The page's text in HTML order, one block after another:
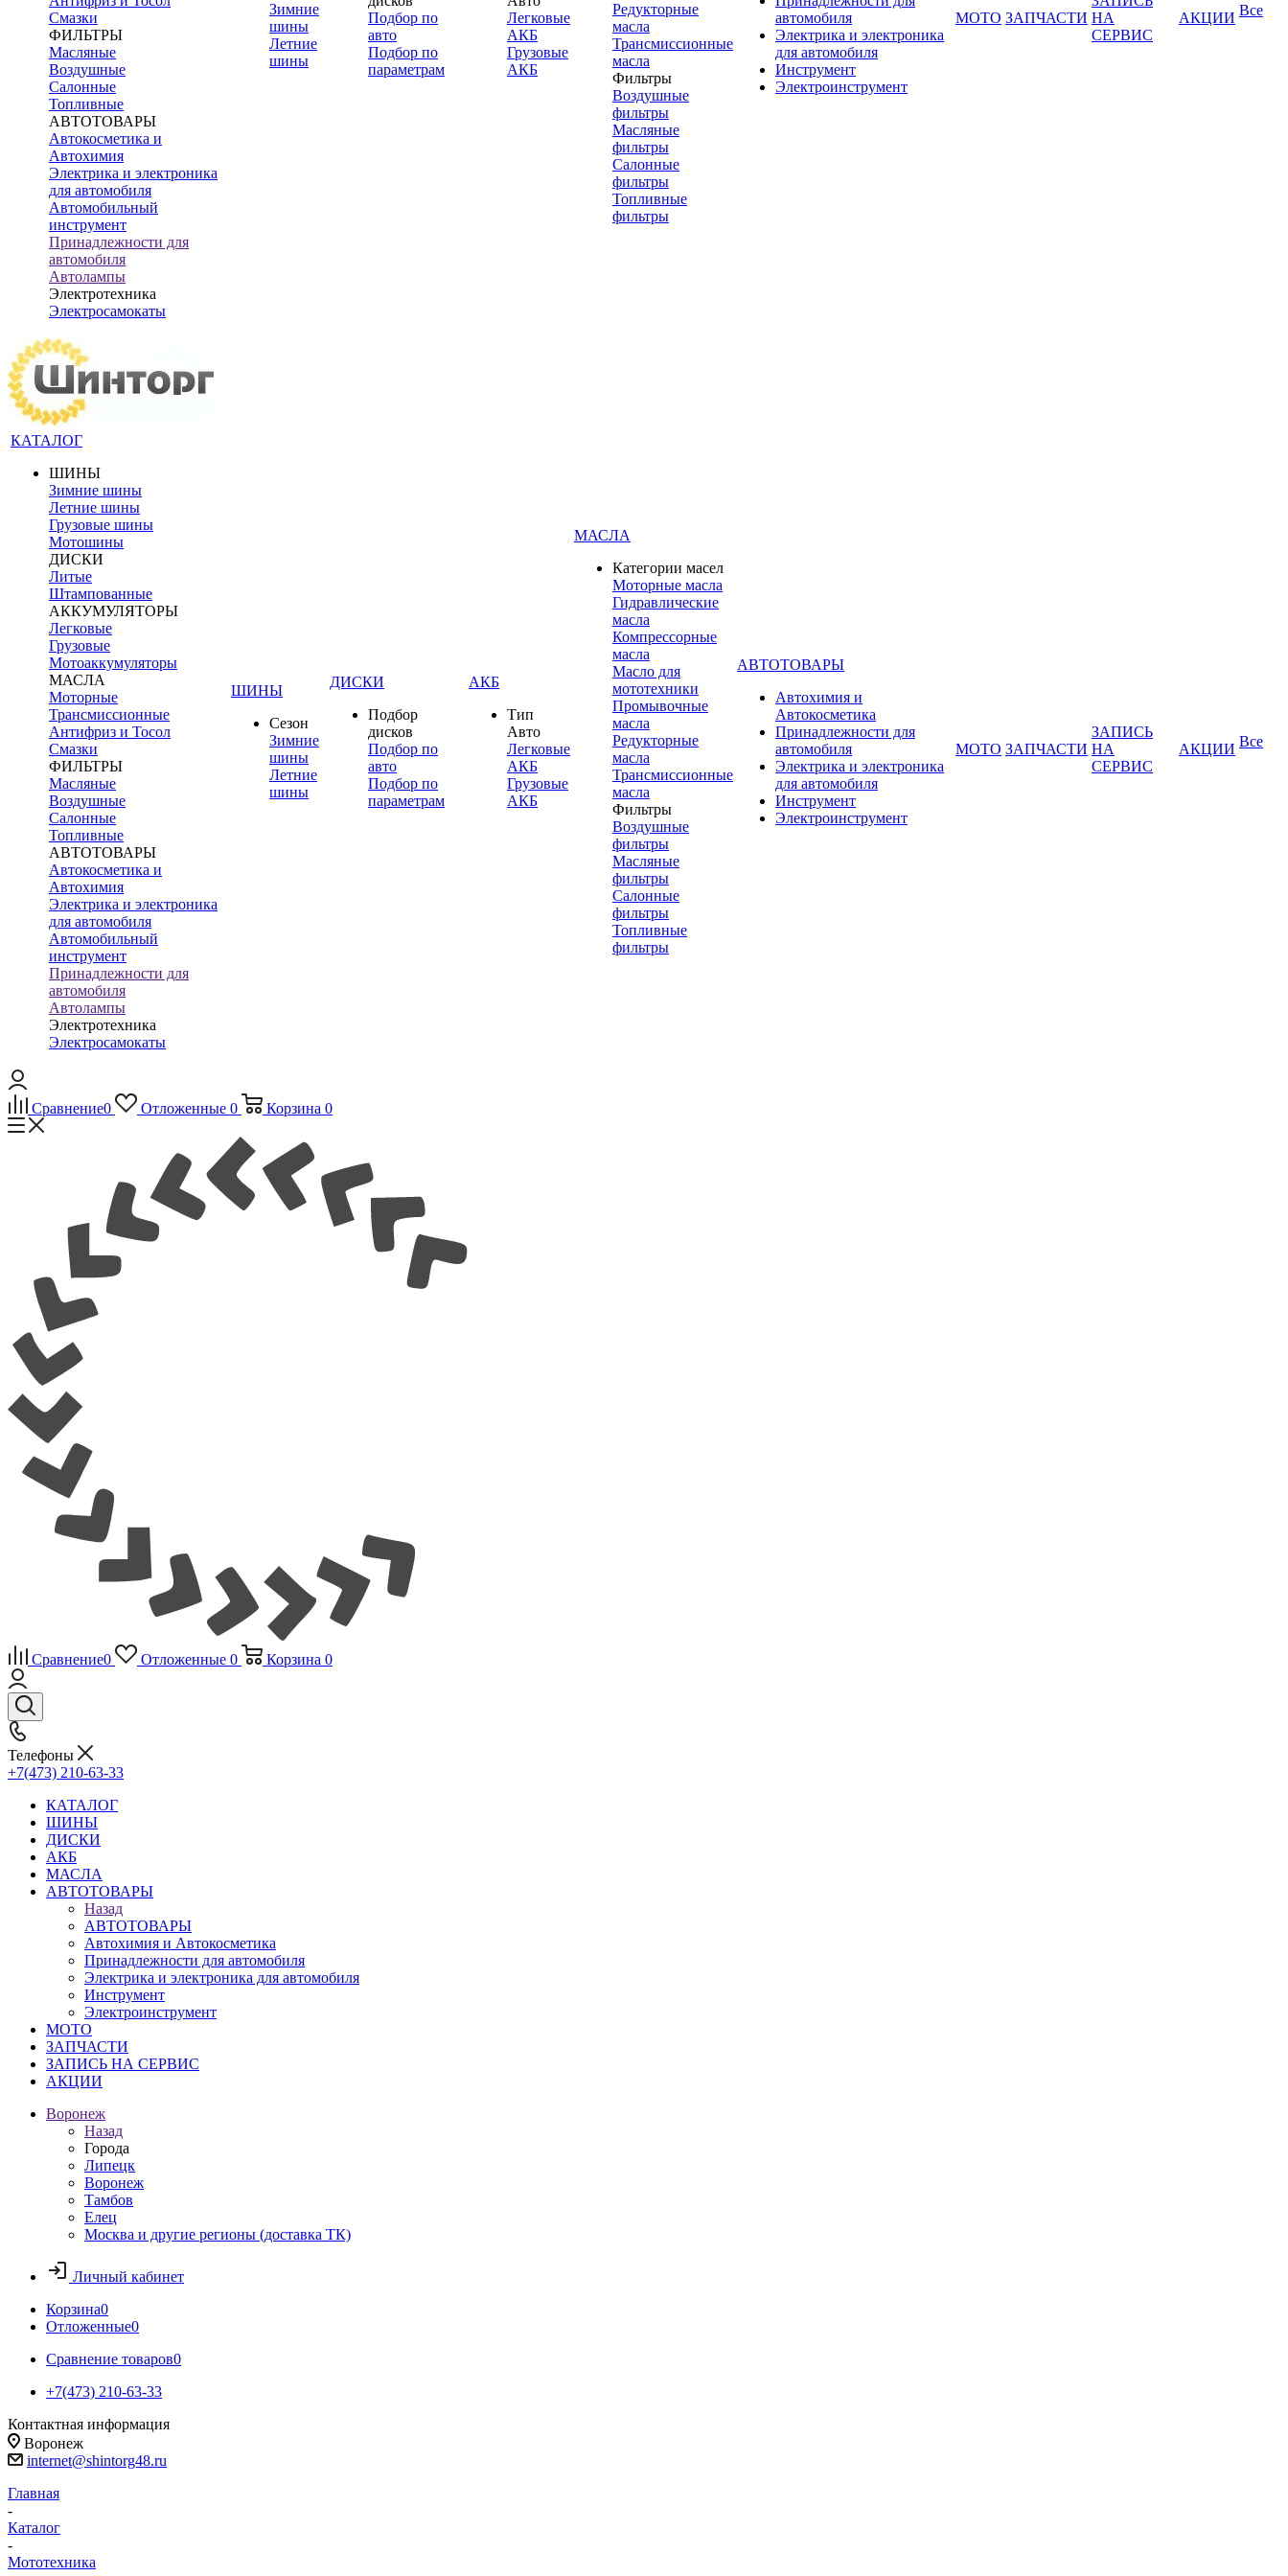
Смазки
ФИЛЬТРЫ
Масляные
Воздушные
Салонные
Топливные
АВТОТОВАРЫ
Автокосметика и
Автохимия
Электрика и электроника
для автомобиля
Автомобильный
инструмент
Принадлежности для
автомобиля
Автолампы
Электротехника
Электросамокаты
Зимние
шины
Летние
шины
Подбор по
авто
Подбор по
параметрам
Легковые
АКБ
Грузовые
АКБ
Редукторные
масла
Трансмиссионные
масла
Фильтры
Воздушные
фильтры
Масляные
фильтры
Салонные
фильтры
Топливные
фильтры
автомобиля
Электрика и электроника
для автомобиля
Инструмент
Электроинструмент
МОТО ЗАПЧАСТИ НА
СЕРВИС
АКЦИИ Все
КАТАЛОГ
ШИНЫ
Зимние шины
Летние шины
Грузовые шины
Мотошины
ДИСКИ
Литые
Штампованные
АККУМУЛЯТОРЫ
Легковые
Грузовые
Мотоаккумуляторы
МАСЛА
Моторные
Трансмиссионные
Антифриз и Тосол
Смазки
ФИЛЬТРЫ
Масляные
Воздушные
Салонные
Топливные
АВТОТОВАРЫ
Автокосметика и
Автохимия
Электрика и электроника
для автомобиля
Автомобильный
инструмент
Принадлежности для
автомобиля
Автолампы
Электротехника
Электросамокаты
ШИНЫ
Сезон
Зимние
шины
Летние
шины
ДИСКИ
Подбор
дисков
Подбор по
авто
Подбор по
параметрам
АКБ
Тип
Авто
Легковые
АКБ
Грузовые
АКБ
МАСЛА
Категории масел
Моторные масла
Гидравлические
масла
Компрессорные
масла
Масло для
мототехники
Промывочные
масла
Редукторные
масла
Трансмиссионные
масла
Фильтры
Воздушные
фильтры
Масляные
фильтры
Салонные
фильтры
Топливные
фильтры
АВТОТОВАРЫ
Автохимия и
Автокосметика
Принадлежности для
автомобиля
Электрика и электроника
для автомобиля
Инструмент
Электроинструмент
МОТО ЗАПЧАСТИ
ЗАПИСЬ
НА
СЕРВИС
АКЦИИ Все
Сравнение0 Отложенные 0 Корзина 0
Сравнение0 Отложенные 0 Корзина 0
Телефоны
+7(473) 210-63-33
КАТАЛОГ
ШИНЫ
ДИСКИ
АКБ
МАСЛА
АВТОТОВАРЫ
Назад
АВТОТОВАРЫ
Автохимия и Автокосметика
Принадлежности для автомобиля
Электрика и электроника для автомобиля
Инструмент
Электроинструмент
МОТО
ЗАПЧАСТИ
ЗАПИСЬ НА СЕРВИС
АКЦИИ
Воронеж
Назад
Города
Липецк
Воронеж
Тамбов
Елец
Москва и другие регионы (доставка ТК)
Личный кабинет
Корзина0
Отложенные0
Сравнение товаров0
+7(473) 210-63-33
Контактная информация
Воронеж
internet@shintorg48.ru
Главная
-
Каталог
-
Мототехника